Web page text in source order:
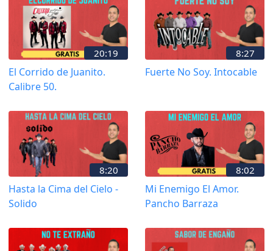
20:19
El Corrido de Juanito.
Calibre 50.
8:27
Fuerte No Soy. Intocable
8:20
Hasta la Cima del Cielo -
Solido
8:02
Mi Enemigo El Amor.
Pancho Barraza